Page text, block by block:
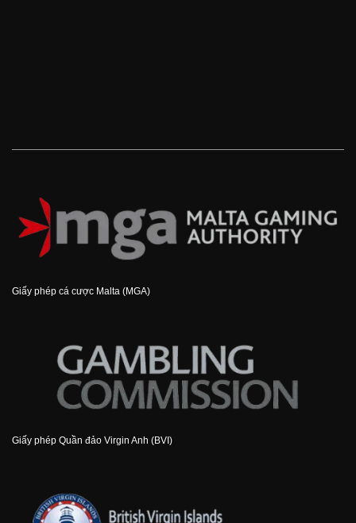
Giấy phép cá cược Malta (MGA)
Giấy phép Quần đảo Virgin Anh (BVI)